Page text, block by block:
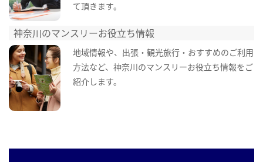
て頂きます。
神奈川のマンスリーお役立ち情報
地域情報や、出張・観光旅行・おすすめのご利用
方法など、神奈川のマンスリーお役立ち情報をご
紹介します。